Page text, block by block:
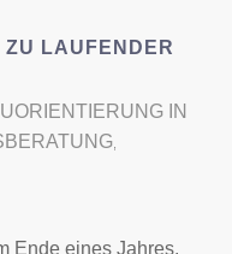
ZU LAUFENDER
IN
,
Ende eines Jahres.